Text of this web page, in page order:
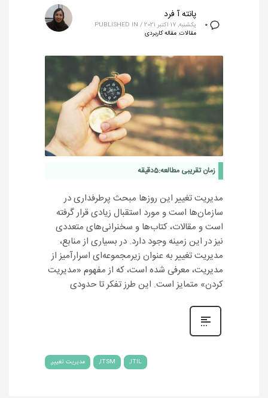
0
پانته آ فرد
یکشنبه, 17 اکتبر 2021 /
PUBLISHED IN
مقالات, مقاله کاربردی
زمان تقریبی مطالعه:5دقیقه
مدیریت تغییر این روزها مبحث پرطرفداری در
سازمان‌ها است و مورد استقبال زیادی قرار گرفته
است و مقالات، کتاب‌ها و سخنرانی‌های متعددی
نیز در این زمینه وجود دارد. در بسیاری از منابع،
مدیریت تغییر به عنوان زیرمجموعه‌ای اسرارآمیز از
مدیریت، معرفی شده است، که از مفهوم «مدیریت
کردن» متمایز است. این طرز تفکر تا حدودی
ITIL
ITSM مدیریت تغییر